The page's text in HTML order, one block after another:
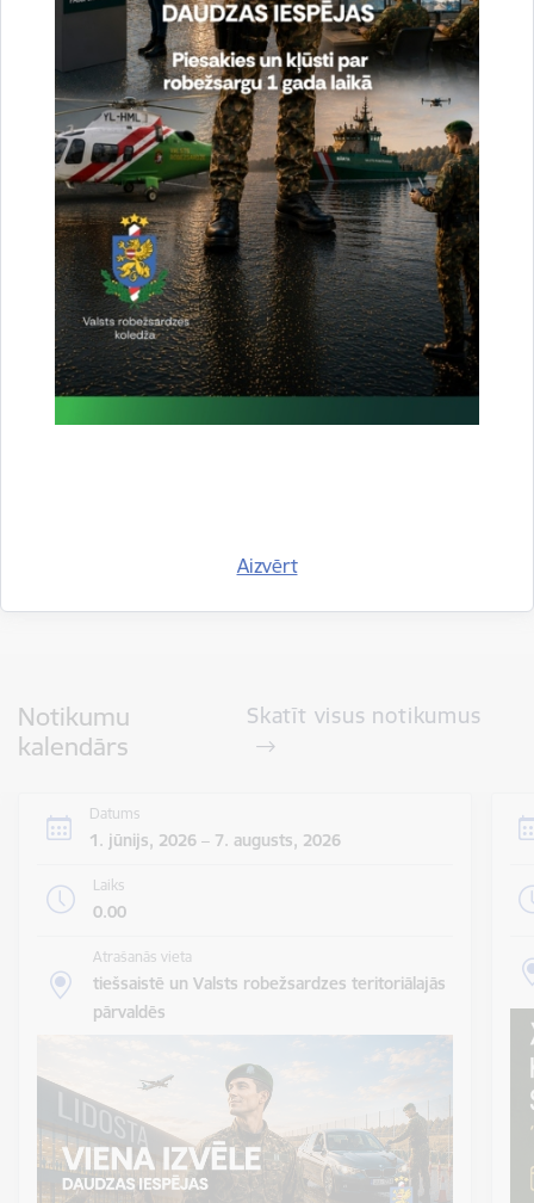
Aizvērt
Noslēgušās Valsts robežsardzes organizētas
starptautiskās operatīvi - taktiskās mācības
“RONIS 2026”
27.07.2026. Sabiedriskie pasākumi
2026. gada 5. augusts uz valsts robežas un
valsts iekšienē
Visi jaunumi
Notikumu
kalendārs
Skatīt visus notikumus
Datums
1. jūnijs, 2026 – 7. augusts, 2026
Laiks
0.00
Atrašanās vieta
tiešsaistē un Valsts robežsardzes teritoriālajās
pārvaldēs